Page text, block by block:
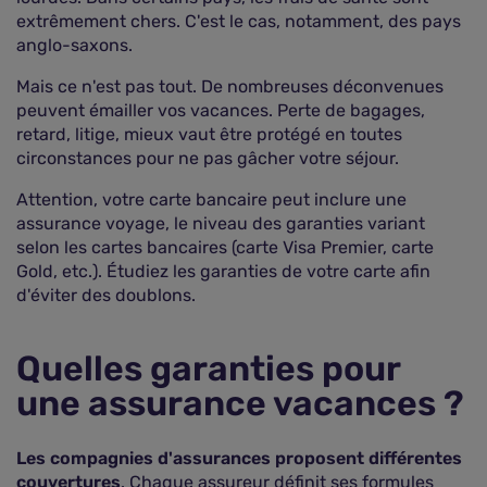
extrêmement chers. C'est le cas, notamment, des pays
anglo-saxons.
Mais ce n'est pas tout. De nombreuses déconvenues
peuvent émailler vos vacances. Perte de bagages,
retard, litige, mieux vaut être protégé en toutes
circonstances pour ne pas gâcher votre séjour.
Attention, votre carte bancaire peut inclure une
assurance voyage, le niveau des garanties variant
selon les cartes bancaires (carte Visa Premier, carte
Gold, etc.). Étudiez les garanties de votre carte afin
d'éviter des doublons.
Quelles garanties pour
une assurance vacances ?
Les compagnies d'assurances proposent différentes
couvertures. Chaque assureur définit ses formules